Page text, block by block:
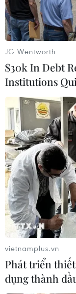
Đoàn xe chở hàng
Theo TASS/Đài
Đại diện
ninh và Hợp tác
Kelin cho biết
để chặn đứng
giúp thiết lập
đột.
Ông Kelin nêu
các chuyên
JG Wentworth
$30k In Debt
Institutions
vietnamplus.vn
Phát triển
dụng thành